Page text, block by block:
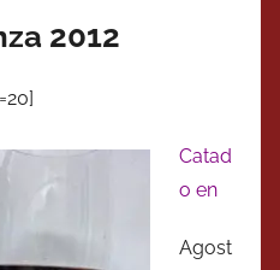
2012
Catad
o en
Agost